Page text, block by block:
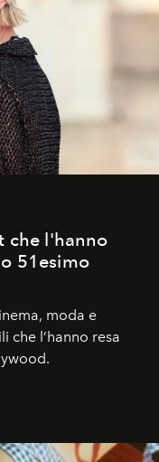
che l'hanno
51esimo
moda e
che l’hanno resa